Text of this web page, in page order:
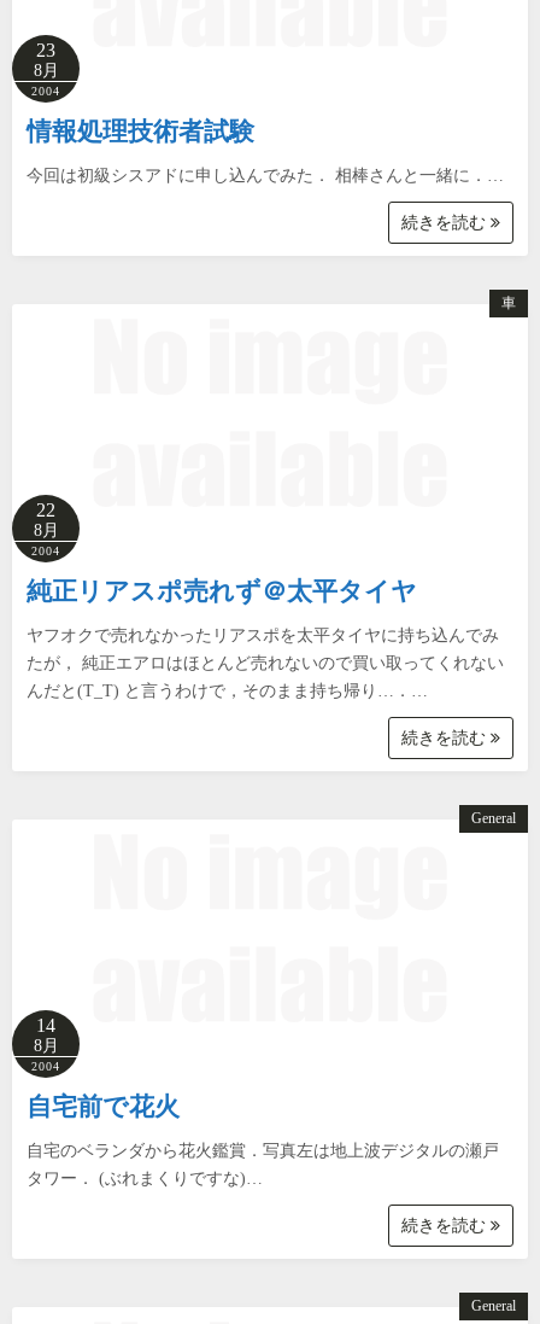
23
8月
2004
情報処理技術者試験
今回は初級シスアドに申し込んでみた． 相棒さんと一緒に．…
続きを読む
車
22
8月
2004
純正リアスポ売れず＠太平タイヤ
ヤフオクで売れなかったリアスポを太平タイヤに持ち込んでみ
たが， 純正エアロはほとんど売れないので買い取ってくれない
んだと(T_T) と言うわけで，そのまま持ち帰り…．…
続きを読む
General
14
8月
2004
自宅前で花火
自宅のベランダから花火鑑賞．写真左は地上波デジタルの瀬戸
タワー． (ぶれまくりですな)…
続きを読む
General